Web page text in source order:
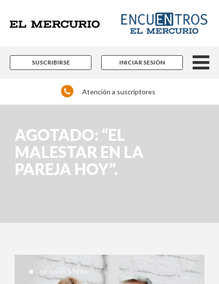
SUSCRIBIRSE INICIAR SESIÓN
Atención a suscriptores
AGOTADO: “EL
MALESTAR EN LA
PAREJA HOY”.
10 AÑOS ATRAS